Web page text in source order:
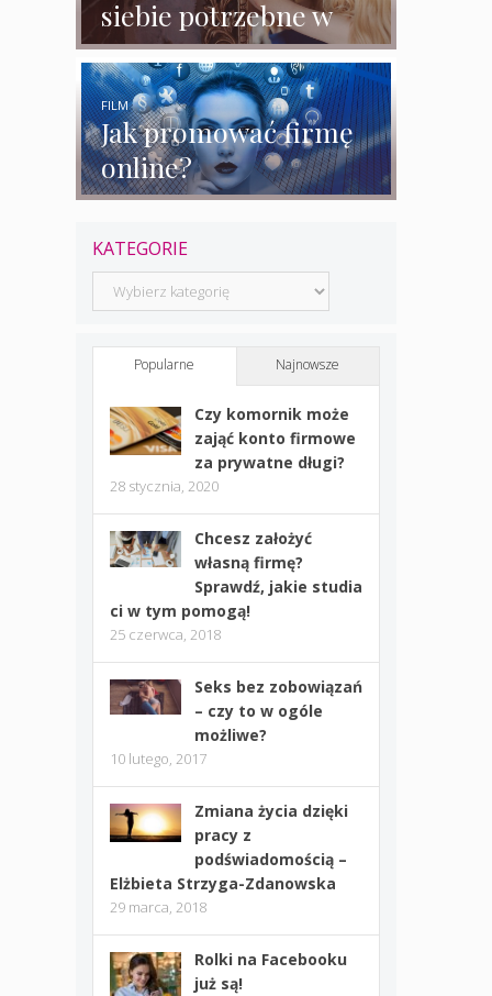
siebie potrzebne w
biznesie?
Jak promować firmę
online?
FILM
KATEGORIE
Kategorie
Popularne Najnowsze
Czy komornik może
zająć konto firmowe
za prywatne długi?
28 stycznia, 2020
Chcesz założyć
własną firmę?
Sprawdź, jakie studia
ci w tym pomogą!
25 czerwca, 2018
Seks bez zobowiązań
– czy to w ogóle
możliwe?
10 lutego, 2017
Zmiana życia dzięki
pracy z
podświadomością –
Elżbieta Strzyga-Zdanowska
29 marca, 2018
Rolki na Facebooku
już są!